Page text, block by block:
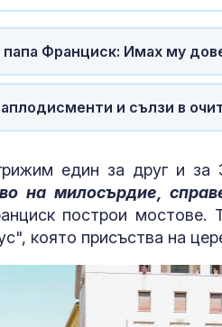
Франциск: Имах му
и сълзи в
един за друг и за
на милосърдие,
построи
която присъства на